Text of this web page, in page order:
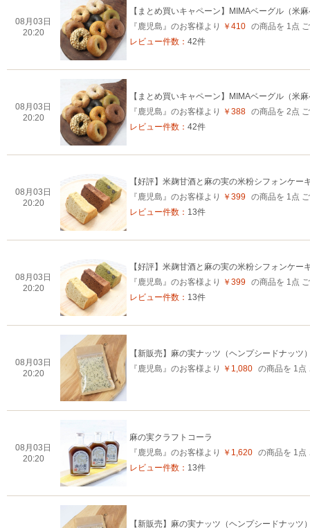
08月03日
20:20
【まとめ買いキャペーン】MIMAベーグル（米
『鹿児島』のお客様より
￥410 の商品を 1点
レビュー件数： 42件
08月03日
20:20
【まとめ買いキャペーン】MIMAベーグル（米
『鹿児島』のお客様より
￥388 の商品を 2点
レビュー件数： 42件
08月03日
20:20
【好評】米麹甘酒と麻の実の米粉シフォンケー
『鹿児島』のお客様より
￥399 の商品を 1点
レビュー件数： 13件
08月03日
20:20
【好評】米麹甘酒と麻の実の米粉シフォンケー
『鹿児島』のお客様より
￥399 の商品を 1点
レビュー件数： 13件
08月03日
20:20
【新販売】麻の実ナッツ（ヘンプシードナッツ
『鹿児島』のお客様より
￥1,080 の商品を 1点
08月03日
20:20
麻の実クラフトコーラ
『鹿児島』のお客様より
￥1,620 の商品を 1点
レビュー件数： 13件
【新販売】麻の実ナッツ（ヘンプシードナッツ